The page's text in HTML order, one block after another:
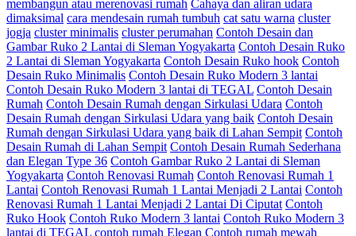
membangun atau merenovasi rumah Cahaya dan aliran udara
dimaksimal cara mendesain rumah tumbuh cat satu warna cluster
jogja cluster minimalis cluster perumahan Contoh Desain dan
Gambar Ruko 2 Lantai di Sleman Yogyakarta Contoh Desain Ruko
2 Lantai di Sleman Yogyakarta Contoh Desain Ruko hook Contoh
Desain Ruko Minimalis Contoh Desain Ruko Modern 3 lantai
Contoh Desain Ruko Modern 3 lantai di TEGAL Contoh Desain
Rumah Contoh Desain Rumah dengan Sirkulasi Udara Contoh
Desain Rumah dengan Sirkulasi Udara yang baik Contoh Desain
Rumah dengan Sirkulasi Udara yang baik di Lahan Sempit Contoh
Desain Rumah di Lahan Sempit Contoh Desain Rumah Sederhana
dan Elegan Type 36 Contoh Gambar Ruko 2 Lantai di Sleman
Yogyakarta Contoh Renovasi Rumah Contoh Renovasi Rumah 1
Lantai Contoh Renovasi Rumah 1 Lantai Menjadi 2 Lantai Contoh
Renovasi Rumah 1 Lantai Menjadi 2 Lantai Di Ciputat Contoh
Ruko Hook Contoh Ruko Modern 3 lantai Contoh Ruko Modern 3
lantai di TEGAL contoh rumah Elegan Contoh rumah mewah